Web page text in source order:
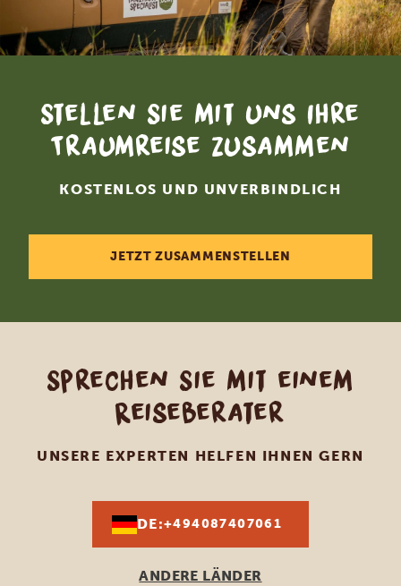
Stellen Sie mit uns Ihre
Traumreise zusammen
KOSTENLOS UND UNVERBINDLICH
JETZT ZUSAMMENSTELLEN
Sprechen Sie mit einem
Reiseberater
UNSERE EXPERTEN HELFEN IHNEN GERN
DE:+494087407061
ANDERE LÄNDER